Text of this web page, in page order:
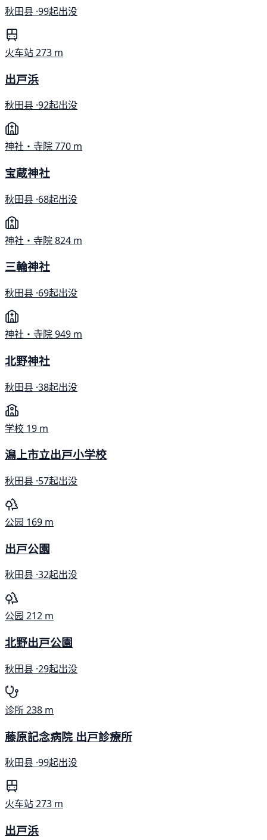
秋田县 ·99起出没
火车站273 m
出戸浜
秋田县 ·92起出没
神社・寺院770 m
宝蔵神社
秋田县 ·68起出没
神社・寺院824 m
三輪神社
秋田县 ·69起出没
神社・寺院949 m
北野神社
秋田县 ·38起出没
学校 19 m
潟上市立出戸小学校
秋田县 ·57起出没
公园 169 m
出戸公園
秋田县 ·32起出没
公园 212 m
北野出戸公園
秋田县 ·29起出没
诊所238 m
藤原記念病院 出戸診療所
秋田县 ·99起出没
火车站273 m
出戸浜